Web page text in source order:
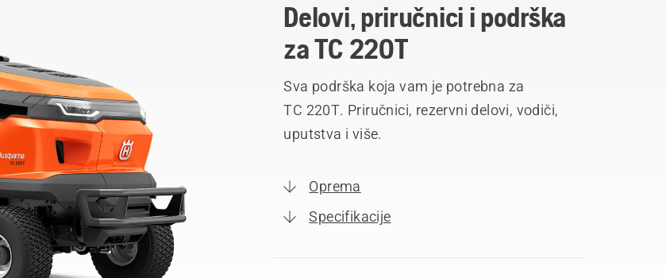
Delovi, priručnici i podrška
za TC 220T
Sva podrška koja vam je potrebna za
TC 220T. Priručnici, rezervni delovi, vodiči,
uputstva i više.
Oprema
Specifikacije